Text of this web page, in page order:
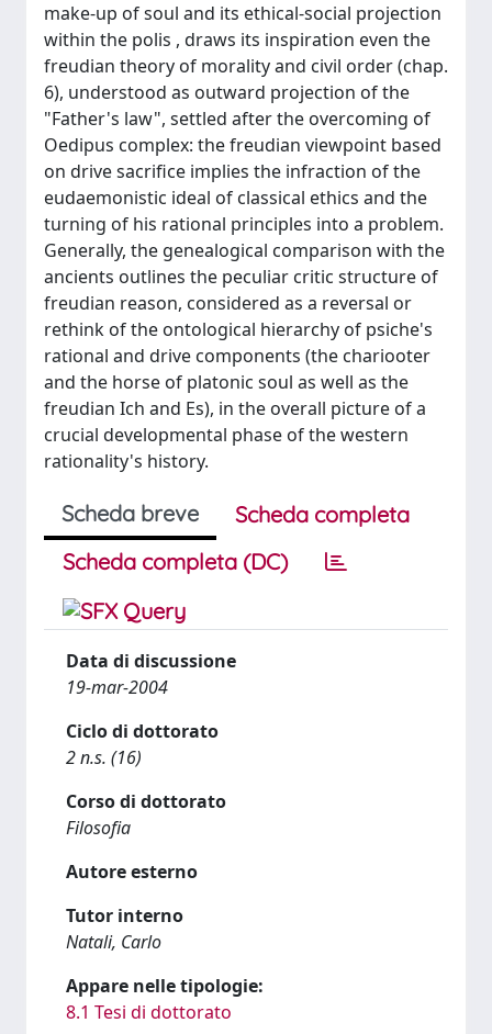
make-up of soul and its ethical-social projection
within the polis , draws its inspiration even the
freudian theory of morality and civil order (chap.
6), understood as outward projection of the
"Father's law", settled after the overcoming of
Oedipus complex: the freudian viewpoint based
on drive sacrifice implies the infraction of the
eudaemonistic ideal of classical ethics and the
turning of his rational principles into a problem.
Generally, the genealogical comparison with the
ancients outlines the peculiar critic structure of
freudian reason, considered as a reversal or
rethink of the ontological hierarchy of psiche's
rational and drive components (the chariooter
and the horse of platonic soul as well as the
freudian Ich and Es), in the overall picture of a
crucial developmental phase of the western
rationality's history.
Scheda breve
Scheda completa
Scheda completa (DC)
Data di discussione
19-mar-2004
Ciclo di dottorato
2 n.s. (16)
Corso di dottorato
Filosofia
Autore esterno
Tutor interno
Natali, Carlo
Appare nelle tipologie:
8.1 Tesi di dottorato